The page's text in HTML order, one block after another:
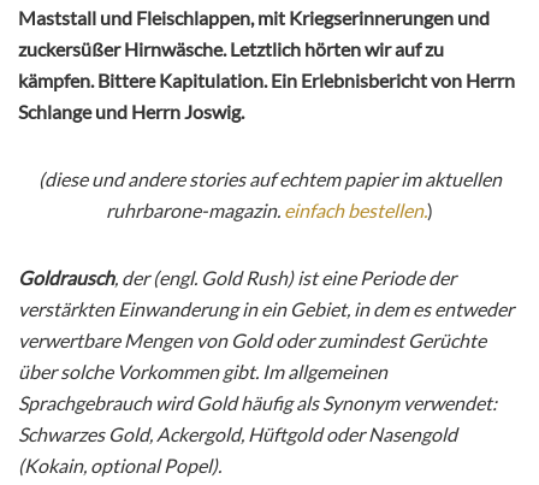
Maststall und Fleischlappen, mit Kriegserinnerungen und
zuckersüßer Hirnwäsche. Letztlich hörten wir auf zu
kämpfen. Bittere Kapitulation. Ein Erlebnisbericht von Herrn
Schlange und Herrn Joswig.
(diese und andere stories auf echtem papier im aktuellen
ruhrbarone-magazin. einfach bestellen.)
Goldrausch, der (engl. Gold Rush) ist eine Periode der
verstärkten Einwanderung in ein Gebiet, in dem es entweder
verwertbare Mengen von Gold oder zumindest Gerüchte
über solche Vorkommen gibt. Im allgemeinen
Sprachgebrauch wird Gold häufig als Synonym verwendet:
Schwarzes Gold, Ackergold, Hüftgold oder Nasengold
(Kokain, optional Popel).